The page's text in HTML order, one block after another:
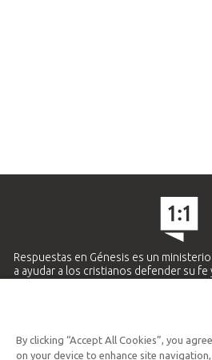
Respuestas en Génesis es un
a ayudar a los cristianos defender su fe
Ministerio
By clicking “Accept All Cookies”, you
on your device to enhance site